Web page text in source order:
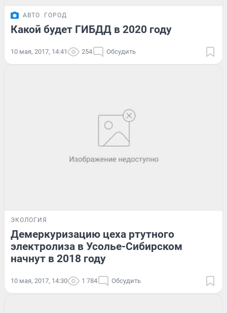
АВТО ГОРОД
Какой будет ГИБДД в 2020 году
10 мая, 2017, 14:41 254 Обсудить
ЭКОЛОГИЯ
Демеркуризацию цеха ртутного
электролиза в Усолье-Сибирском
начнут в 2018 году
10 мая, 2017, 14:30 1 784 Обсудить